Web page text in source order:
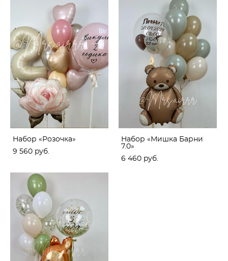
Набор «Розочка»
9 560 pуб.
Набор «Мишка Барни
7.0»
6 460 pуб.